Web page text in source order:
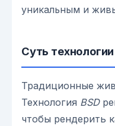
уникальным и
Суть
Традиционные
Технология BSD
чтобы рендерить